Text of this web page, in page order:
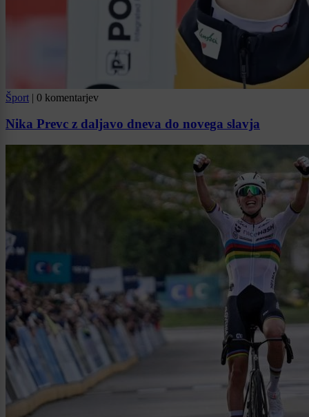
Šport | 0 komentarjev
Nika Prevc z daljavo dneva do novega slavja